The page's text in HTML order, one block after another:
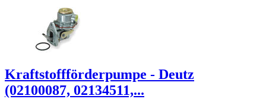
Kraftstoffförderpumpe - Deutz
(02100087, 02134511,...